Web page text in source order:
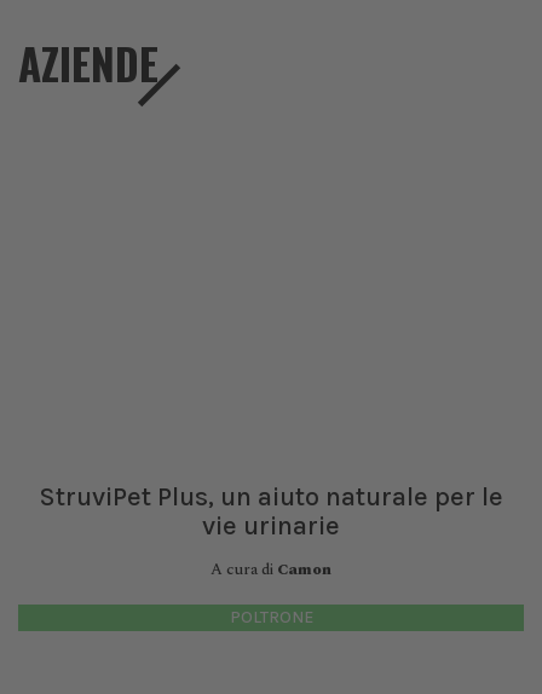
AZIENDE
StruviPet Plus, un aiuto naturale per le
vie urinarie
A cura di Camon
POLTRONE